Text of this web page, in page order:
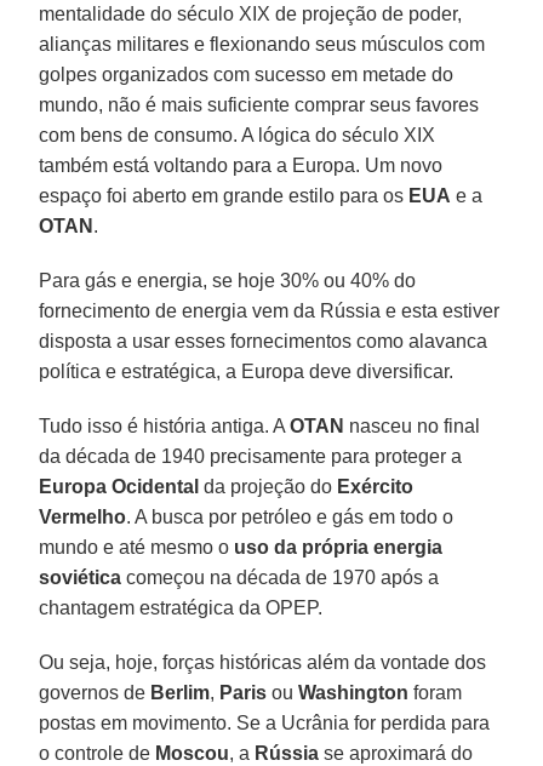
mentalidade do século XIX de projeção de poder,
alianças militares e flexionando seus músculos com
golpes organizados com sucesso em metade do
mundo, não é mais suficiente comprar seus favores
com bens de consumo. A lógica do século XIX
também está voltando para a Europa. Um novo
espaço foi aberto em grande estilo para os EUA e a
OTAN .
Para gás e energia, se hoje 30% ou 40% do
fornecimento de energia vem da Rússia e esta estiver
disposta a usar esses fornecimentos como alavanca
política e estratégica, a Europa deve diversificar.
Tudo isso é história antiga. AOTAN nasceu no final
da década de 1940 precisamente para proteger a
Europa Ocidental da projeção do Exército
Vermelho. A busca por petróleo e gás em todo o
mundo e até mesmo o uso da própria energia
soviética começou na década de 1970 após a
chantagem estratégica da OPEP.
Ou seja, hoje, forças históricas além da vontade dos
governos de Berlim, Paris ouWashington foram
postas em movimento. Se a Ucrânia for perdida para
o controle de Moscou, a Rússia se aproximará do